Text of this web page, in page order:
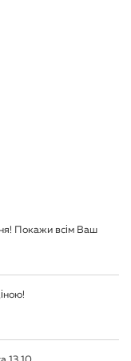
Покажи всім Ваш